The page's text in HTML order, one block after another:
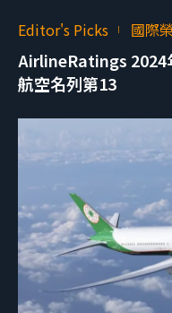
Editor's Picks 國際
AirlineRatings 2024
航空名列第13